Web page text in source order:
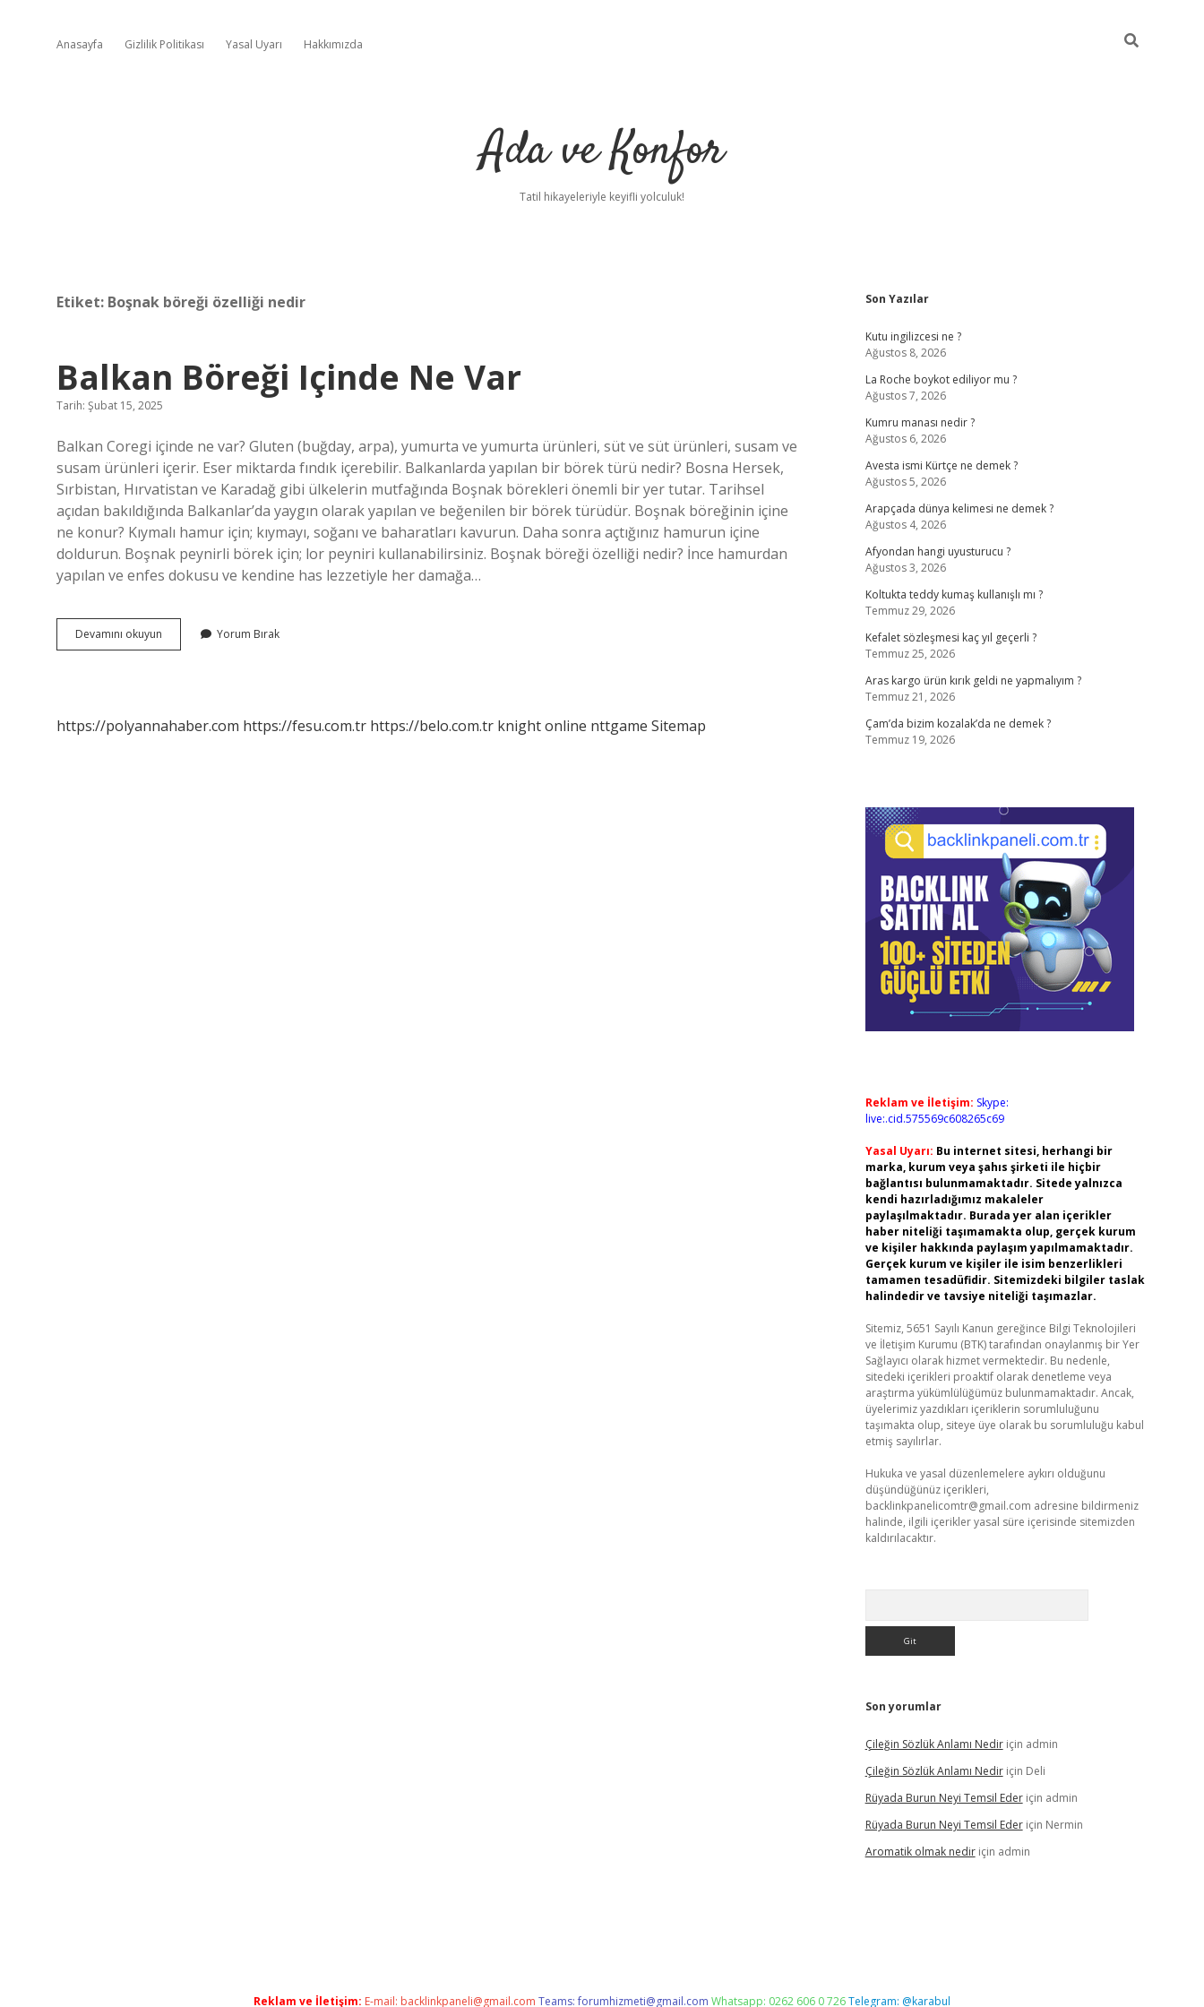
Anasayfa Gizlilik Politikası Yasal Uyarı Hakkımızda
Ada ve Konfor
Tatil hikayeleriyle keyifli yolculuk!
Etiket: Boşnak böreği özelliği nedir
Balkan Böreği Içinde Ne Var
Tarih: Şubat 15, 2025
Balkan Coregi içinde ne var? Gluten (buğday, arpa), yumurta ve yumurta ürünleri, süt ve süt ürünleri, susam ve
susam ürünleri içerir. Eser miktarda fındık içerebilir. Balkanlarda yapılan bir börek türü nedir? Bosna Hersek,
Sırbistan, Hırvatistan ve Karadağ gibi ülkelerin mutfağında Boşnak börekleri önemli bir yer tutar. Tarihsel
açıdan bakıldığında Balkanlar’da yaygın olarak yapılan ve beğenilen bir börek türüdür. Boşnak böreğinin içine
ne konur? Kıymalı hamur için; kıymayı, soğanı ve baharatları kavurun. Daha sonra açtığınız hamurun içine
doldurun. Boşnak peynirli börek için; lor peyniri kullanabilirsiniz. Boşnak böreği özelliği nedir? İnce hamurdan
yapılan ve enfes dokusu ve kendine has lezzetiyle her damağa…
Devamını okuyun
Böreği
Yorum Bırak
https://polyannahaber.com https://fesu.com.tr https://belo.com.tr knight online nttgame Sitemap
Sidebar
Son Yazılar
Kutu ingilizcesi ne ?
Ağustos 8, 2026
La Roche boykot ediliyor mu ?
Ağustos 7, 2026
Kumru manası nedir ?
Ağustos 6, 2026
Avesta ismi Kürtçe ne demek ?
Ağustos 5, 2026
Arapçada dünya kelimesi ne demek ?
Ağustos 4, 2026
Afyondan hangi uyusturucu ?
Ağustos 3, 2026
Koltukta teddy kumaş kullanışlı mı ?
Temmuz 29, 2026
Kefalet sözleşmesi kaç yıl geçerli ?
Temmuz 25, 2026
Aras kargo ürün kırık geldi ne yapmalıyım ?
Temmuz 21, 2026
Çam’da bizim kozalak’da ne demek ?
Temmuz 19, 2026
Reklam ve İletişim: Skype:
live:.cid.575569c608265c69
Yasal Uyarı: Bu internet sitesi, herhangi bir
marka, kurum veya şahıs şirketi ile hiçbir
bağlantısı bulunmamaktadır. Sitede yalnızca
kendi hazırladığımız makaleler
paylaşılmaktadır. Burada yer alan içerikler
haber niteliği taşımamakta olup, gerçek kurum
ve kişiler hakkında paylaşım yapılmamaktadır.
Gerçek kurum ve kişiler ile isim benzerlikleri
tamamen tesadüfidir. Sitemizdeki bilgiler taslak
halindedir ve tavsiye niteliği taşımazlar.
Sitemiz, 5651 Sayılı Kanun gereğince Bilgi Teknolojileri
ve İletişim Kurumu (BTK) tarafından onaylanmış bir Yer
Sağlayıcı olarak hizmet vermektedir. Bu nedenle,
sitedeki içerikleri proaktif olarak denetleme veya
araştırma yükümlülüğümüz bulunmamaktadır. Ancak,
üyelerimiz yazdıkları içeriklerin sorumluluğunu
taşımakta olup, siteye üye olarak bu sorumluluğu kabul
etmiş sayılırlar.
Hukuka ve yasal düzenlemelere aykırı olduğunu
düşündüğünüz içerikleri,
backlinkpanelicomtr@gmail.com adresine bildirmeniz
halinde, ilgili içerikler yasal süre içerisinde sitemizden
kaldırılacaktır.
Son yorumlar
Çileğin Sözlük Anlamı Nediriçin admin
Çileğin Sözlük Anlamı Nediriçin Deli
Rüyada Burun Neyi Temsil Ederiçin admin
Rüyada Burun Neyi Temsil Ederiçin Nermin
Aromatik olmak nediriçin admin
Reklam ve İletişim: E-mail: backlinkpaneli@gmail.com Teams:forumhizmeti@gmail.com Whatsapp: 0262 606 0 726Telegram: @karabul